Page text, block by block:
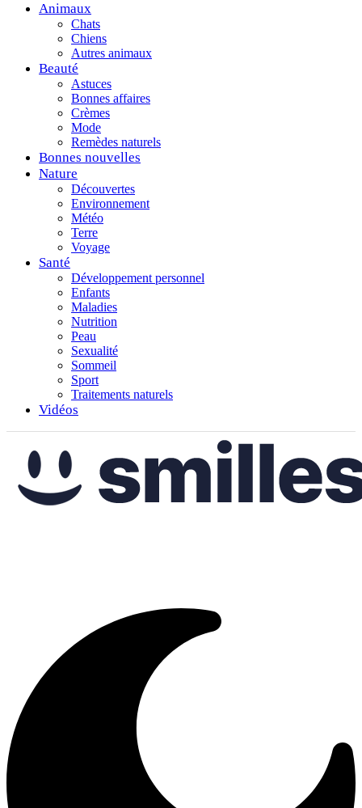
Animaux
Chats
Chiens
Autres animaux
Beauté
Astuces
Bonnes affaires
Crèmes
Mode
Remèdes naturels
Bonnes nouvelles
Nature
Découvertes
Environnement
Météo
Terre
Voyage
Santé
Développement personnel
Enfants
Maladies
Nutrition
Peau
Sexualité
Sommeil
Sport
Traitements naturels
Vidéos